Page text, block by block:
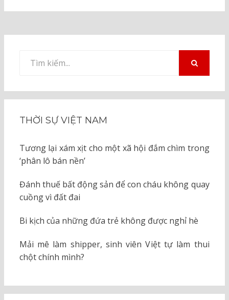
kiếm
THỜI SỰ VIỆT NAM
Tương lại xám xịt cho một xã hội đắm chìm trong
‘phân lô bán nền’
Đánh thuế bất động sản để con cháu không quay
cuồng vì đất đai
Bi kịch của những đứa trẻ không được nghỉ hè
Mải mê làm shipper, sinh viên Việt tự làm thui
chột chính mình?